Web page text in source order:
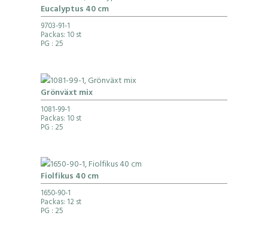
Eucalyptus 40 cm
9703-91-1
Packas: 10 st
PG : 25
Grönväxt mix
1081-99-1
Packas: 10 st
PG : 25
Fiolfikus 40 cm
1650-90-1
Packas: 12 st
PG : 25